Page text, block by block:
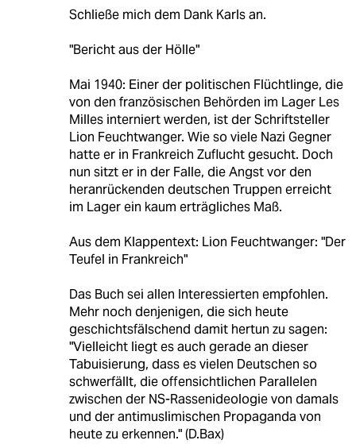
Schließe mich dem Dank Karls an.
"Bericht aus der Hölle"
Mai 1940: Einer der politischen Flüchtlinge, die
von den französischen Behörden im Lager Les
Milles interniert werden, ist der Schriftsteller
Lion Feuchtwanger. Wie so viele Nazi Gegner
hatte er in Frankreich Zuflucht gesucht. Doch
nun sitzt er in der Falle, die Angst vor den
heranrückenden deutschen Truppen erreicht
im Lager ein kaum erträgliches Maß.
Aus dem Klappentext: Lion Feuchtwanger: "Der
Teufel in Frankreich"
Das Buch sei allen Interessierten empfohlen.
Mehr noch denjenigen, die sich heute
geschichtsfälschend damit hertun zu sagen:
"Vielleicht liegt es auch gerade an dieser
Tabuisierung, dass es vielen Deutschen so
schwerfällt, die offensichtlichen Parallelen
zwischen der NS-Rassenideologie von damals
und der antimuslimischen Propaganda von
heute zu erkennen." (D.Bax)